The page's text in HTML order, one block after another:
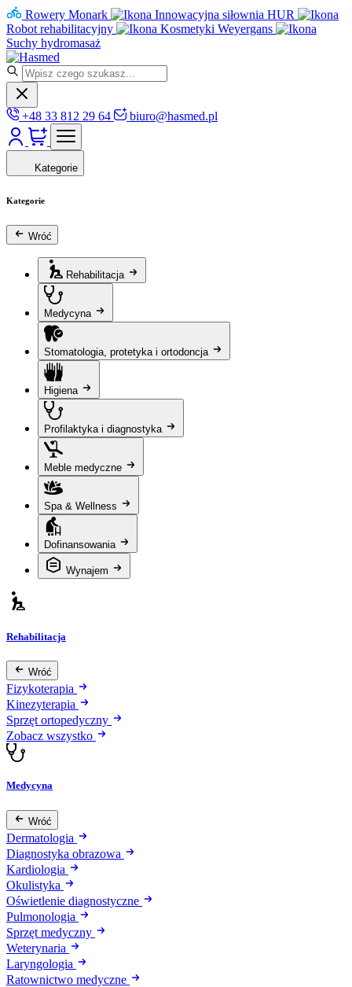
Rowery Monark
Innowacyjna siłownia HUR
Robot rehabilitacyjny
Kosmetyki Weyergans
Suchy hydromasaż
+48 33 812 29 64 biuro@hasmed.pl
Kategorie
Kategorie
Wróć
Rehabilitacja
Medycyna
Stomatologia, protetyka i ortodoncja
Higiena
Profilaktyka i diagnostyka
Meble medyczne
Spa & Wellness
Dofinansowania
Wynajem
Rehabilitacja
Wróć
Fizykoterapia
Kinezyterapia
Sprzęt ortopedyczny
Zobacz wszystko
Medycyna
Wróć
Dermatologia
Diagnostyka obrazowa
Kardiologia
Okulistyka
Oświetlenie diagnostyczne
Pulmonologia
Sprzęt medyczny
Weterynaria
Laryngologia
Ratownictwo medyczne